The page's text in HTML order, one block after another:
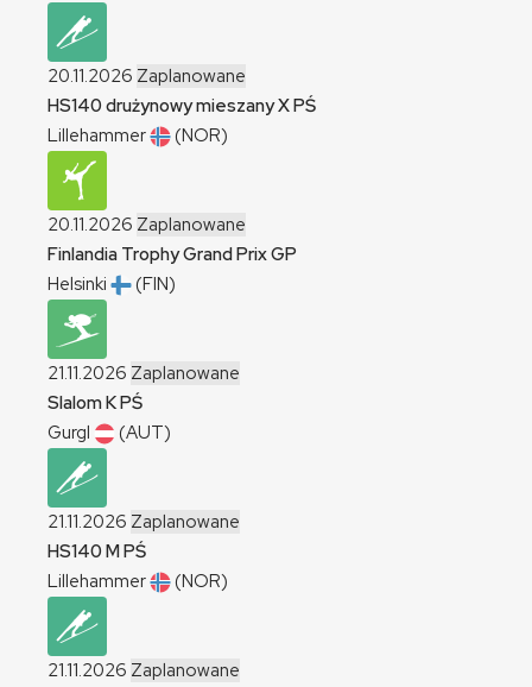
20.11.2026 Zaplanowane
HS140 drużynowy mieszanyXPŚ
Lillehammer
(NOR)
20.11.2026 Zaplanowane
Finlandia Trophy Grand PrixGP
Helsinki
(FIN)
21.11.2026 Zaplanowane
SlalomKPŚ
Gurgl
(AUT)
21.11.2026 Zaplanowane
HS140MPŚ
Lillehammer
(NOR)
21.11.2026 Zaplanowane